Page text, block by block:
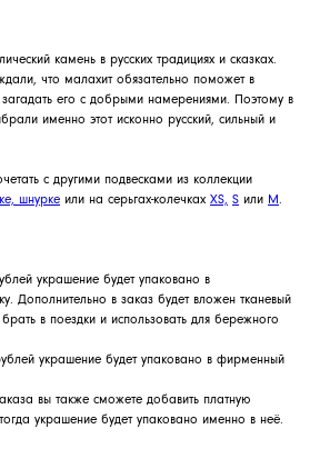
камень в русских традициях и сказках.
что малахит обязательно поможет в
его с добрыми намерениями. Поэтому в
именно этот исконно русский, сильный и
с другими подвесками из коллекции
шнурке или на серьгах-колечках XS, S или M.
украшение будет упаковано в
Дополнительно в заказ будет вложен тканевый
в поездки и использовать для бережного
украшение будет упаковано в фирменный
вы также сможете добавить платную
украшение будет упаковано именно в неё.
ГАРАНТИЯ
БРЕНДА
Road